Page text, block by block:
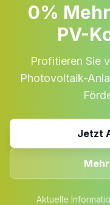
0%
PV-
Profitieren Sie
Photovoltaik-
Jetzt
Aktuelle